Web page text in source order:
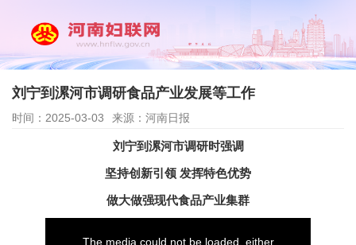
刘宁到漯河市调研食品产业发展等工作
时间：2025-03-03 来源：河南日报
刘宁到漯河市调研时强调
坚持创新引领 发挥特色优势
做大做强现代食品产业集群